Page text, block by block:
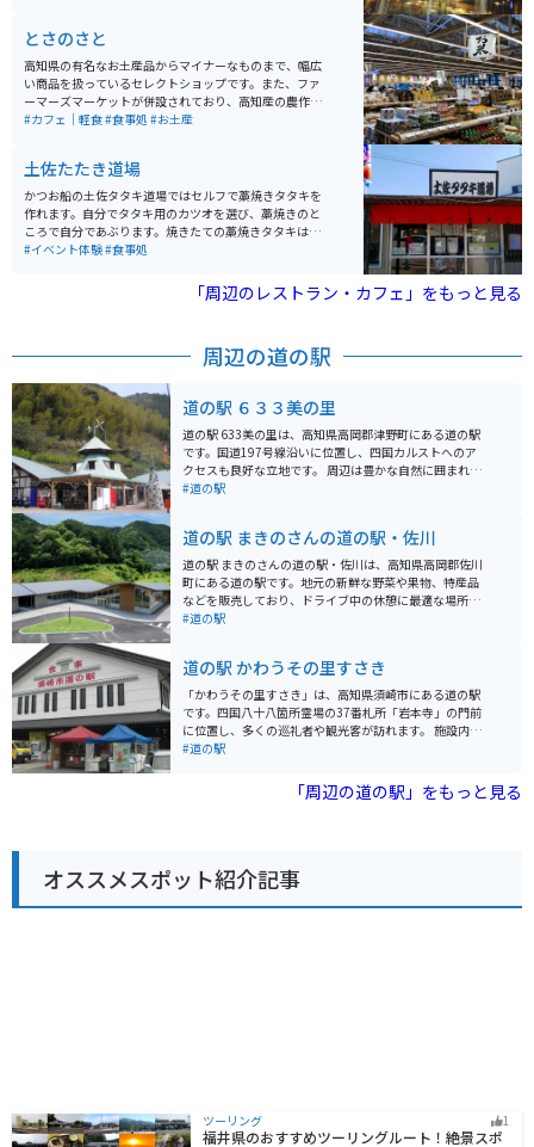
とさのさと
高知県の有名なお土産品からマイナーなものまで、幅広
い商品を扱っているセレクトショップです。また、ファ
ーマーズマーケットが併設されており、高知産の農作物
なども購入できます。店内にはお土産ショップの他にカ
#カフェ｜軽食#食事処 #お土産
土佐たたき道場
かつお船の土佐タタキ道場ではセルフで藁焼きタタキを
作れます。自分でタタキ用のカツオを選び、藁焼きのと
ころで自分であぶります。焼きたての藁焼きタタキは、
その場で食べたり、持ち帰りもできます。お土産も揃っ
#イベント体験#食事処
「周辺のレストラン・カフェ」をもっと見る
周辺の道の駅
道の駅 ６３３美の里
道の駅 633美の里は、高知県高岡郡津野町にある道の駅
です。国道197号線沿いに位置し、四国カルストへのア
クセスも良好な立地です。 周辺は豊かな自然に囲まれて
おり、ドライブやツーリングの休憩スポットとして人気
ナーなどが併設されています。 レストランでは、地元の
食材をふんだんに使った料理を楽しむことができます。
特に、津野町産の猪肉を使った猪肉丼や猪肉そばはおす
すめです。また、軽食コーナーでは、ソフトクリームや
焼き立てパンなども販売されています。バイクで訪れる
トが点在しています。また、車で約1時間の距離には、日
本最後の清流と呼ばれる四万十川もあり、自然を満喫し
たい方におすすめのエリアです。道の駅 633美の里は、
そんな自然豊かな高知県を代表する道の駅の一つと言え
るでしょう。
#道の駅
道の駅 まきのさんの道の駅・佐川
道の駅 まきのさんの道の駅・佐川は、高知県高岡郡佐川
町にある道の駅です。地元の新鮮な野菜や果物、特産品
などを販売しており、ドライブ中の休憩に最適な場所で
す。 バイクで訪れる場合、駐車場も広々としているので
観光スポットも充実しています。佐川町は、坂本龍馬の
出身地としても知られており、歴史好きの方にもおすす
めです。 名産品としては、日本酒やゆずを使った加工
品、手作りのこんにゃくなどが人気です。道の駅で販売
されているので、お土産にいかがでしょうか。
#道の駅
道の駅 かわうその里すさき
「かわうその里すさき」は、高知県須崎市にある道の駅
です。四国八十八箇所霊場の37番札所「岩本寺」の門前
に位置し、多くの巡礼者や観光客が訪れます。 施設内に
は、地元の特産品を販売するショップや、地元食材を使
市の特産品である「鍋焼きラーメン」はおすすめです。
また、「かわうその里すさき」という名前の通り、隣接
風光明媚な海岸線が続く「横波黒潮ライン」があり、ツ
ーリングにも最適です。 周辺には、太平洋を一望できる
「太平洋眺望遊歩道」や、奇岩が連なる「唐人駄場」な
#道の駅
「周辺の道の駅」をもっと見る
オススメスポット紹介記事
ツーリング 1
福井県のおすすめツーリングルート！絶景スポ